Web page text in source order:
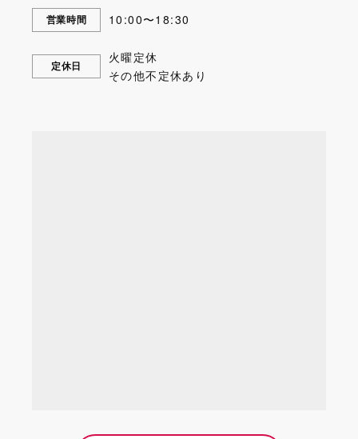
営業時間 10:00〜18:30
定休日
火曜定休
その他不定休あり